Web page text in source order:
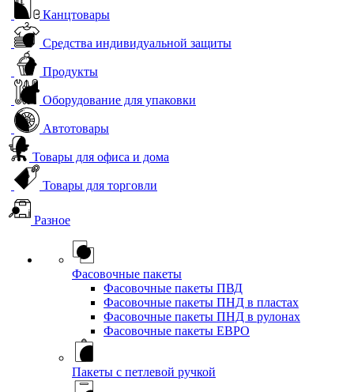
Канцтовары
Средства индивидуальной защиты
Продукты
Оборудование для упаковки
Автотовары
Товары для офиса и дома
Товары для торговли
Разное
Фасовочные пакеты
Фасовочные пакеты ПВД
Фасовочные пакеты ПНД в пластах
Фасовочные пакеты ПНД в рулонах
Фасовочные пакеты ЕВРО
Пакеты с петлевой ручкой